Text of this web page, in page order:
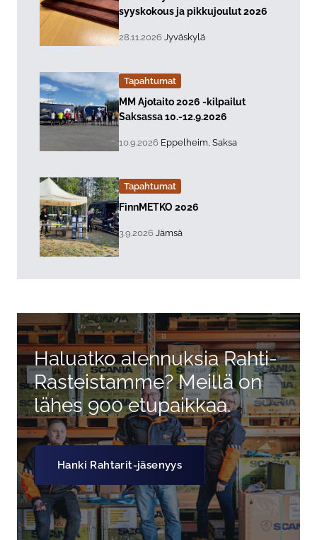
syyskokous ja pikkujoulut 2026
, Tapahtuman päiväys:
28.11.2026 Sijainti:
Jyväskylä
Tapahtumat
Lue lisää about event "
MM Ajotaito 2026 -kilpailut
Saksassa 10.-12.9.2026
, Tapahtuman päiväys:
10.9.2026 Sijainti:
Eppelheim, Saksa
Tapahtumat
Lue lisää about event "
FinnMETKO 2026
, Tapahtuman päiväys:
3.9.2026 Sijainti:
Jämsä
Haluatko alennuksia Rahti-
Rasteistamme? Meillä on
lähes 900 etupaikkaa.
Hanki Rahtarit-jäsenyys